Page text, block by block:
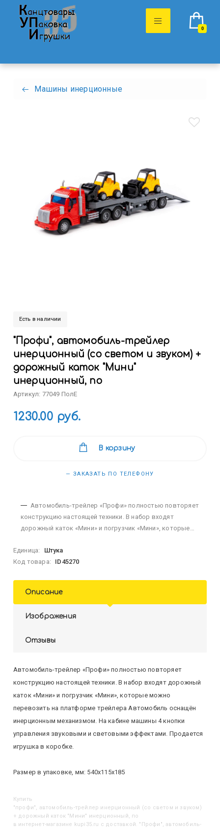
0
Машины инерционные
Есть в наличии
"Профи", автомобиль-трейлер
инерционный (со светом и звуком) +
дорожный каток "Мини"
инерционный, по
Артикул: 77049 ПолЕ
1230.00 руб.
В корзину
— ЗАКАЗАТЬ ПО ТЕЛЕФОНУ
Автомобиль-трейлер «Профи» полностью повторяет
конструкцию настоящей техники. В набор входят
дорожный каток «Мини» и погрузчик «Мини», которые
оснащён инерционным механизмом. На кабине машины 4
кнопки у...
Единица:
Штука
Код товара:
ID45270
Описание
Изображения
Отзывы
Автомобиль-трейлер «Профи» полностью повторяет
конструкцию настоящей техники. В набор входят дорожный
каток «Мини» и погрузчик «Мини», которые можно
перевозить на платформе трейлера Автомобиль оснащён
инерционным механизмом. На кабине машины 4 кнопки
управления звуковыми и световыми эффектами. Продается
игрушка в коробке.
Размер в упаковке, мм: 540х115х185
Купить
"Профи", автомобиль-трейлер инерционный (со светом и звуком)
+ дорожный каток "Мини" инерционный, по
в интернет-магазине kupi35.ru с доставкой. "Профи", автомобиль-